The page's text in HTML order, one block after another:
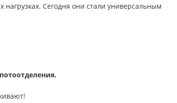
Сегодня они стали универсальным